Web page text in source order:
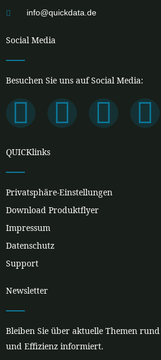
info@quickdata.de
Social Media
Besuchen Sie uns auf Social Media:
F
a
c
e
b
o
o
k
L
n
k
n
I
s
a
Y
QUICKlinks
Privatsphäre-Einstellungen
Download Produktflyer
Impressum
Datenschutz
Support
Newsletter
Bleiben Sie über aktuelle Themen
und Effizienz informiert.